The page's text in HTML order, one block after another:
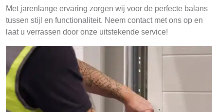
Met jarenlange ervaring zorgen wij voor de perfecte balans
tussen stijl en functionaliteit. Neem contact met ons op en
laat u verrassen door onze uitstekende service!